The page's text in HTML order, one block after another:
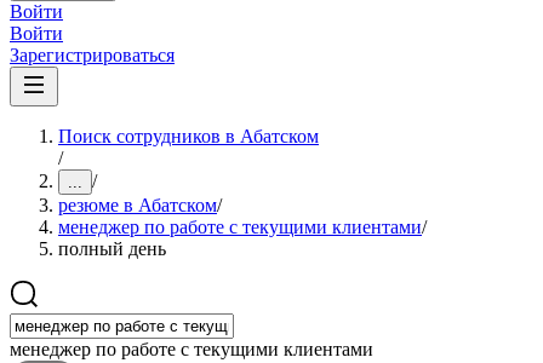
Войти
Войти
Зарегистрироваться
Поиск сотрудников в Абатском
/
... /
резюме в Абатском/
менеджер по работе с текущими клиентами/
полный день
менеджер по работе с текущими клиентами